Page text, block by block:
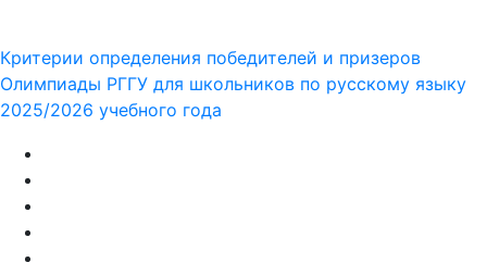
Критерии определения победителей и призеров
Олимпиады РГГУ для школьников по русскому языку
2025/2026 учебного года